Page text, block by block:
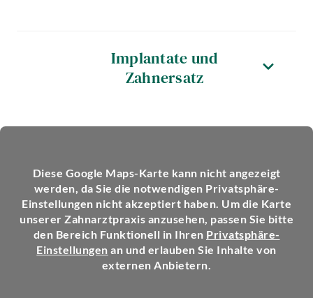
Implantate und
Zahnersatz
Diese Google Maps-Karte kann nicht angezeigt
werden, da Sie die notwendigen Privatsphäre-
Einstellungen nicht akzeptiert haben. Um die Karte
unserer Zahnarztpraxis anzusehen, passen Sie bitte
den Bereich Funktionell in Ihren Privatsphäre-
Einstellungen an und erlauben Sie Inhalte von
externen Anbietern.